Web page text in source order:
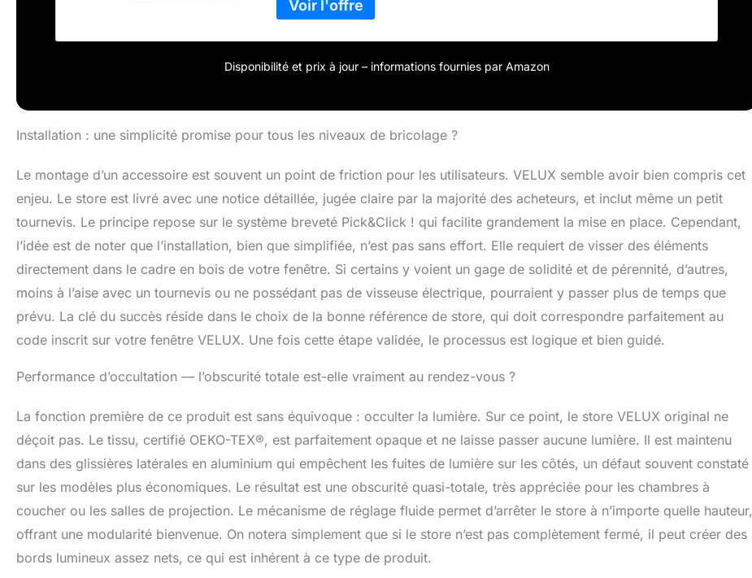
la lumière grâce à un positionnement progressif Installation facile – Adapté
aux fenêtres de toit VELUX pour un ajustement parfait. Installez en quelques
minutes avec le système de montage préinstallé. Si les supports de montage
Disponibilité et prix à jour – informations fournies par Amazon
Installation : une simplicité promise pour tous les niveaux de bricolage ?
Le montage d’un accessoire est souvent un point de friction pour les utilisateurs. VELUX semble avoir bien compris cet
enjeu. Le store est livré avec une notice détaillée, jugée claire par la majorité des acheteurs, et inclut même un petit
tournevis. Le principe repose sur le système breveté Pick&Click ! qui facilite grandement la mise en place. Cependant,
l’idée est de noter que l’installation, bien que simplifiée, n’est pas sans effort. Elle requiert de visser des éléments
directement dans le cadre en bois de votre fenêtre. Si certains y voient un gage de solidité et de pérennité, d’autres,
moins à l’aise avec un tournevis ou ne possédant pas de visseuse électrique, pourraient y passer plus de temps que
prévu. La clé du succès réside dans le choix de la bonne référence de store, qui doit correspondre parfaitement au
code inscrit sur votre fenêtre VELUX. Une fois cette étape validée, le processus est logique et bien guidé.
Performance d’occultation — l’obscurité totale est-elle vraiment au rendez-vous ?
La fonction première de ce produit est sans équivoque : occulter la lumière. Sur ce point, le store VELUX original ne
déçoit pas. Le tissu, certifié OEKO-TEX®, est parfaitement opaque et ne laisse passer aucune lumière. Il est maintenu
dans des glissières latérales en aluminium qui empêchent les fuites de lumière sur les côtés, un défaut souvent constaté
sur les modèles plus économiques. Le résultat est une obscurité quasi-totale, très appréciée pour les chambres à
coucher ou les salles de projection. Le mécanisme de réglage fluide permet d’arrêter le store à n’importe quelle hauteur,
offrant une modularité bienvenue. On notera simplement que si le store n’est pas complètement fermé, il peut créer des
bords lumineux assez nets, ce qui est inhérent à ce type de produit.